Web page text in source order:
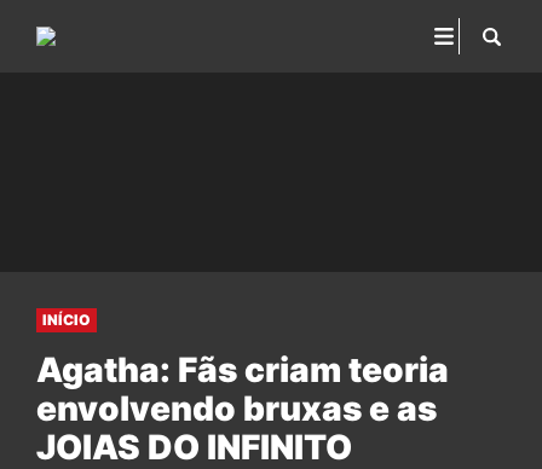
INÍCIO
Agatha: Fãs criam teoria
envolvendo bruxas e as
JOIAS DO INFINITO